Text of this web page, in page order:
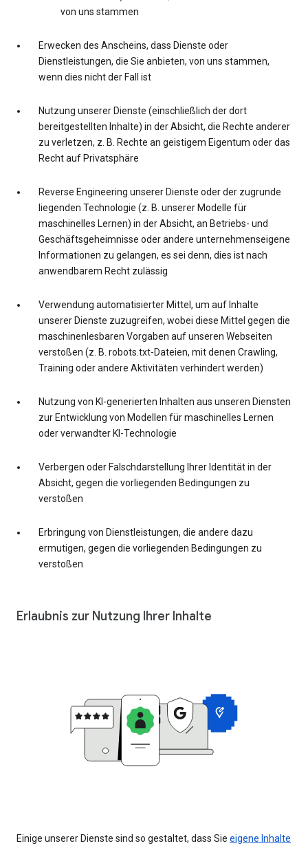
von uns stammen
Erwecken des Anscheins, dass Dienste oder
Dienstleistungen, die Sie anbieten, von uns stammen,
wenn dies nicht der Fall ist
Nutzung unserer Dienste (einschließlich der dort
bereitgestellten Inhalte) in der Absicht, die Rechte anderer
zu verletzen, z. B. Rechte an geistigem Eigentum oder das
Recht auf Privatsphäre
Reverse Engineering unserer Dienste oder der zugrunde
liegenden Technologie (z. B. unserer Modelle für
maschinelles Lernen) in der Absicht, an Betriebs- und
Geschäftsgeheimnisse oder andere unternehmenseigene
Informationen zu gelangen, es sei denn, dies ist nach
anwendbarem Recht zulässig
Verwendung automatisierter Mittel, um auf Inhalte
unserer Dienste zuzugreifen, wobei diese Mittel gegen die
maschinenlesbaren Vorgaben auf unseren Webseiten
verstoßen (z. B. robots.txt-Dateien, mit denen Crawling,
Training oder andere Aktivitäten verhindert werden)
Nutzung von KI-generierten Inhalten aus unseren Diensten
zur Entwicklung von Modellen für maschinelles Lernen
oder verwandter KI-Technologie
Verbergen oder Falschdarstellung Ihrer Identität in der
Absicht, gegen die vorliegenden Bedingungen zu
verstoßen
Erbringung von Dienstleistungen, die andere dazu
ermutigen, gegen die vorliegenden Bedingungen zu
verstoßen
Erlaubnis zur Nutzung Ihrer Inhalte
Einige unserer Dienste sind so gestaltet, dass Sie eigene Inhalte